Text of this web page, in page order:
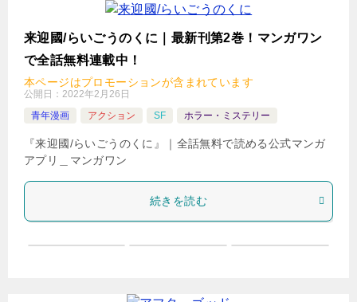
来迎國/らいごうのくに｜最新刊第2巻！マンガワン
で全話無料連載中！
本ページはプロモーションが含まれています
公開日： 2022年2月26日
青年漫画
アクション SF ホラー・ミステリー
『来迎國/らいごうのくに』｜全話無料で読める公式マンガ
アプリ＿マンガワン
続きを読む